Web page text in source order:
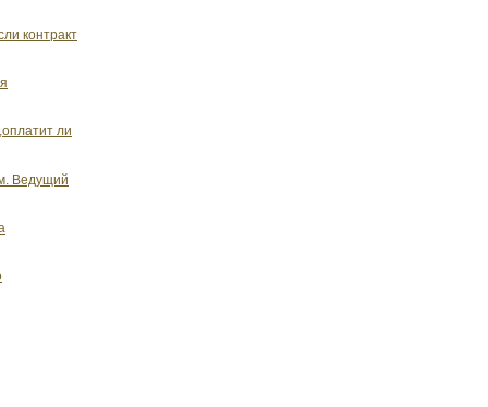
контракт
ли
Ведущий